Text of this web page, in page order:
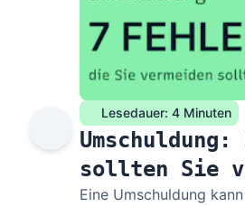
Lesedauer: 4 Minuten
sollten Sie
Eine Umschuldung